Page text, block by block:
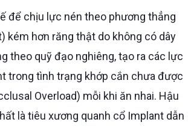
hơn răng thật do không có dây
theo quỹ đạo nghiêng, tạo ra các lực
trong tình trạng khớp cắn chưa được
Overload) mỗi khi ăn nhai. Hậu
là tiêu xương quanh cổ Implant dẫn